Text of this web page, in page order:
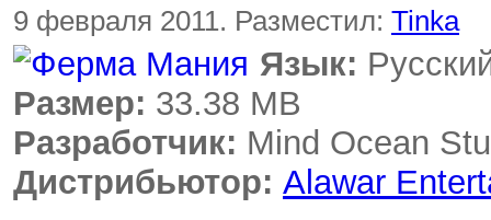
9 февраля 2011. Разместил: Tinka
Язык:
Размер: 33.38 MB
Разработчик: Mind Ocean
Дистрибьютор: Alawar